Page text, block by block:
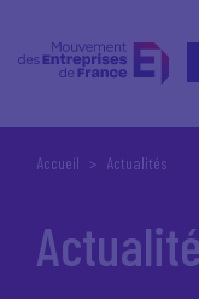
Accueil Actualités